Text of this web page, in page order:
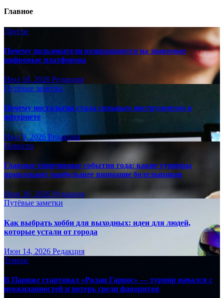
Главное
Другое
Почему пользователи возвращаются на знакомые
цифровые платформы
Июл 18, 2026 Редакция
Путёвые заметки
Почему ностальгия стала сильным инструментом в
интернете
Июл 9, 2026 Редакция
Новости
Главные спортивные события года: какие турниры
привлекают наибольшее внимание болельщиков
Июн 30, 2026 Редакция
Путёвые заметки
Как выбрать хобби для выходных: идеи для людей,
которые устали от города
Июн 14, 2026 Редакция
Теннис
В Париже стартовал «Ролан Гаррос» — турнир начался с
неожиданностей и потерь среди фаворитов